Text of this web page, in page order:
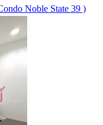
Noble State 39 )